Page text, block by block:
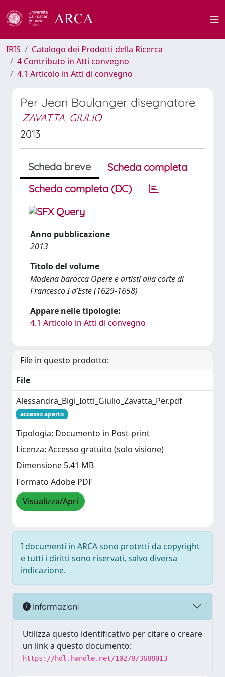
IRIS
Catalogo dei Prodotti della Ricerca
4 Contributo in Atti convegno
4.1 Articolo in Atti di convegno
Per Jean Boulanger disegnatore
ZAVATTA, GIULIO
2013
Scheda breve
Scheda completa
Scheda completa (DC)
Anno pubblicazione
2013
Titolo del volume
Modena barocca Opere e artisti alla corte di
Francesco I d’Este (1629-1658)
Appare nelle tipologie:
4.1 Articolo in Atti di convegno
File in questo prodotto:
File
Alessandra_Bigi_Iotti_Giulio_Zavatta_Per.pdf
accesso aperto
Tipologia: Documento in Post-print
Licenza: Accesso gratuito (solo visione)
Dimensione 5.41 MB
Formato Adobe PDF
Visualizza/Apri
I documenti in ARCA sono protetti da copyright
e tutti i diritti sono riservati, salvo diversa
indicazione.
Informazioni
Utilizza questo identificativo per citare o creare
un link a questo documento:
https://hdl.handle.net/10278/3688013